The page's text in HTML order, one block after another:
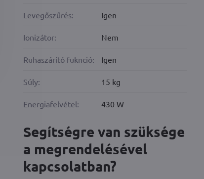
Levegőszűrés: Igen
Ionizátor: Nem
Ruhaszárító fuknció: Igen
Súly: 15 kg
Energiafelvétel: 430 W
Segítségre van szüksége
a megrendelésével
kapcsolatban?